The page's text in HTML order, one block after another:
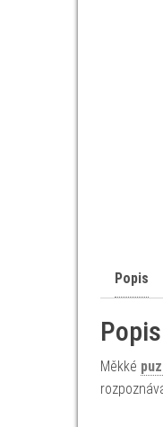
Popis
Popis
Měkké